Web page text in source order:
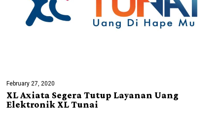
February 27, 2020
XL Axiata Segera Tutup Layanan Uang
Elektronik XL Tunai